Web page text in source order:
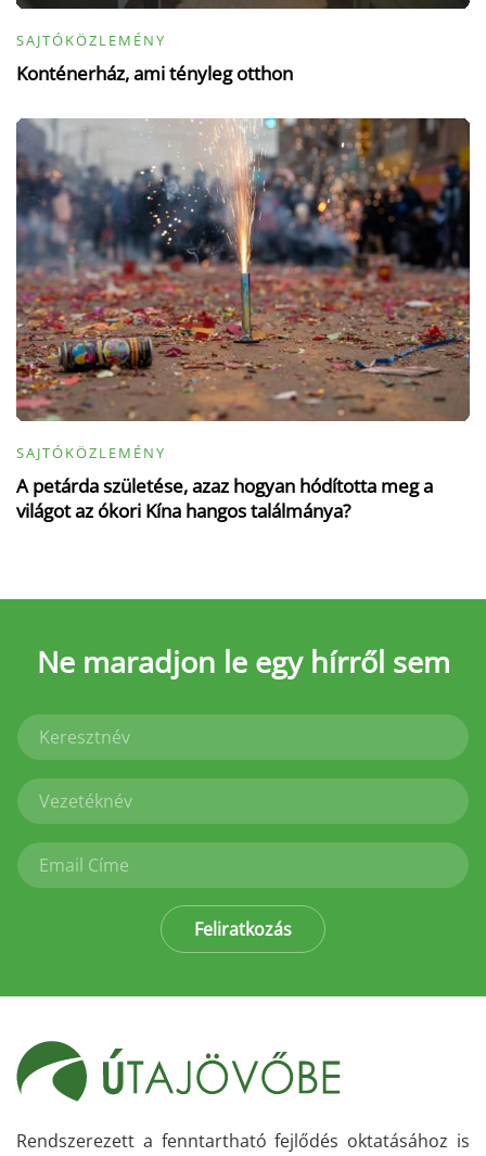
SAJTÓKÖZLEMÉNY
Konténerház, ami tényleg otthon
SAJTÓKÖZLEMÉNY
A petárda születése, azaz hogyan hódította meg a
világot az ókori Kína hangos találmánya?
Ne maradjon le egy hírről sem
Feliratkozás
Rendszerezett a fenntartható fejlődés oktatásához is